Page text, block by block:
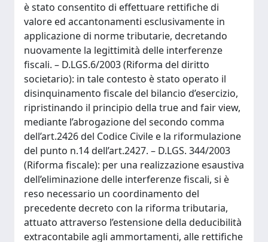
è stato consentito di effettuare rettifiche di
valore ed accantonamenti esclusivamente in
applicazione di norme tributarie, decretando
nuovamente la legittimità delle interferenze
fiscali. – D.LGS.6/2003 (Riforma del diritto
societario): in tale contesto è stato operato il
disinquinamento fiscale del bilancio d’esercizio,
ripristinando il principio della true and fair view,
mediante l’abrogazione del secondo comma
dell’art.2426 del Codice Civile e la riformulazione
del punto n.14 dell’art.2427. – D.LGS. 344/2003
(Riforma fiscale): per una realizzazione esaustiva
dell’eliminazione delle interferenze fiscali, si è
reso necessario un coordinamento del
precedente decreto con la riforma tributaria,
attuato attraverso l’estensione della deducibilità
extracontabile agli ammortamenti, alle rettifiche